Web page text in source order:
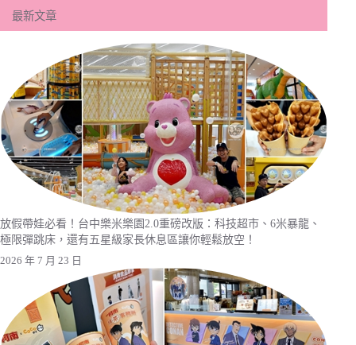
最新文章
放假帶娃必看！台中樂米樂園2.0重磅改版：科技超市、6米暴龍、
極限彈跳床，還有五星級家長休息區讓你輕鬆放空！
2026 年 7 月 23 日